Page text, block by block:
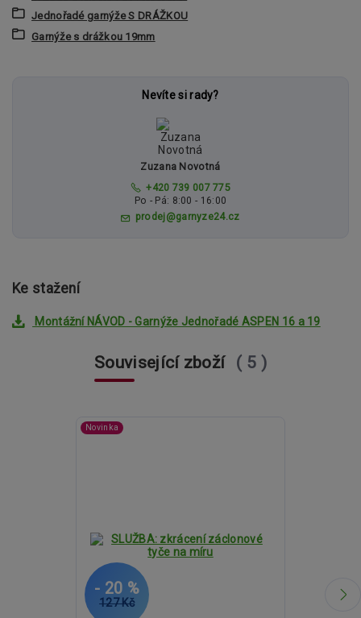
Jednořadé garnýže S DRÁŽKOU
Garnýže s drážkou 19mm
Nevíte si rady?
Zuzana Novotná
+420 739 007 775
Po - Pá: 8:00 - 16:00
prodej@garnyze24.cz
Ke stažení
Montážní NÁVOD - Garnýže Jednořadé ASPEN 16 a 19
Související zboží 5
Novinka
127 Kč
- 20 %
1 483 Kč
- 27 %